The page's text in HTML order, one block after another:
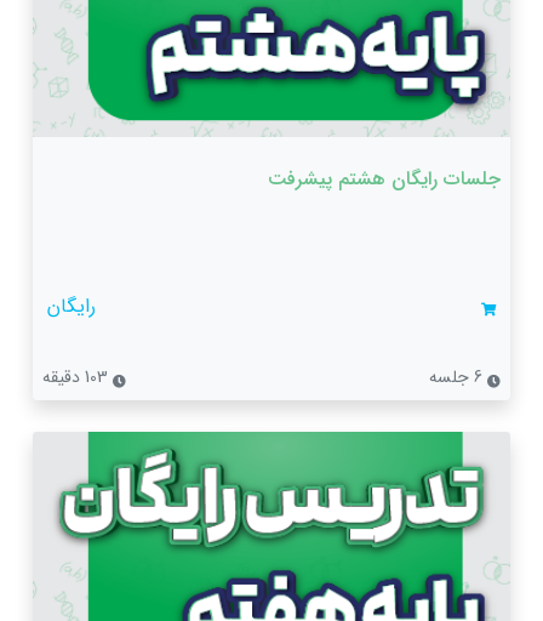
جلسات رایگان هشتم پیشرفت
رایگان